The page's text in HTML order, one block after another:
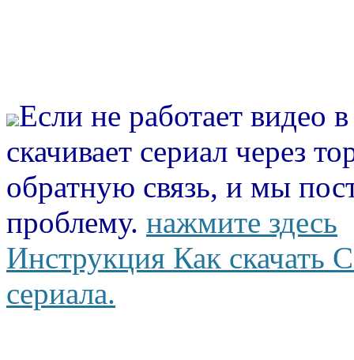
Если не работает видео
скачивает сериал через
обратную связь, и мы
проблему. нажмите здесь
Инструкция Как скачать
сериала.